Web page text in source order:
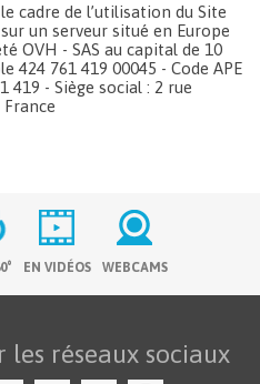
cadre de l’utilisation du Site
un serveur situé en Europe
OVH - SAS au capital de 10
424 761 419 00045 - Code APE
419 - Siège social : 2 rue
EN VIDÉOS WEBCAMS
les réseaux sociaux